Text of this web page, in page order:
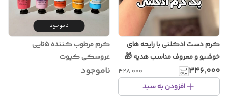
کرم دست ادکلنی با رایحه های
خوشبو و معروف مناسب هدیه 🎁
۳۴۶٬۰۰۰ ۴۲۸٬۰۰۰
افزودن به سبد
ناموجود
کرم مرطوب کننده ۵تایی
عروسکی کیوت
ناموجود